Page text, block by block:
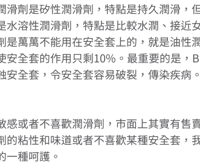
滑劑是矽性潤滑劑，特點是持久潤滑，
水溶性潤滑劑，特點是比較水潤、接近
是萬萬不能用在安全套上的，就是油性
安全套的作用只剩10%。最重要的是，
安全套，令安全套容易破裂，傳染疾病
感或者不喜歡潤滑劑，市面上其實有售
的粘性和味道或者不喜歡某種安全套，
一種呵護。